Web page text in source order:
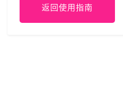
返回使用指南